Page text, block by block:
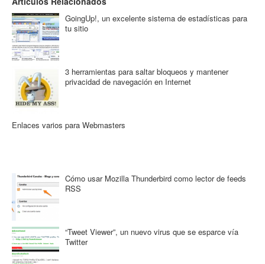
GoingUp!, un excelente sistema de estadísticas para
tu sitio
3 herramientas para saltar bloqueos y mantener
privacidad de navegación en Internet
Enlaces varios para Webmasters
Cómo usar Mozilla Thunderbird como lector de feeds
RSS
“Tweet Viewer”, un nuevo virus que se esparce vía
Twitter